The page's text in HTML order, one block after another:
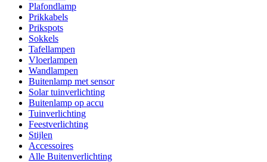
Plafondlamp
Prikkabels
Prikspots
Sokkels
Tafellampen
Vloerlampen
Wandlampen
Buitenlamp met sensor
Solar tuinverlichting
Buitenlamp op accu
Tuinverlichting
Feestverlichting
Stijlen
Accessoires
Alle Buitenverlichting